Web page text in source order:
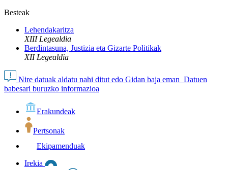
Besteak
Lehendakaritza
XIII Legealdia
Berdintasuna, Justizia eta Gizarte Politikak
XII Legealdia
Nire datuak aldatu nahi ditut edo Gidan baja eman Datuen
babesari buruzko informazioa
Erakundeak
Pertsonak
Ekipamenduak
Irekia